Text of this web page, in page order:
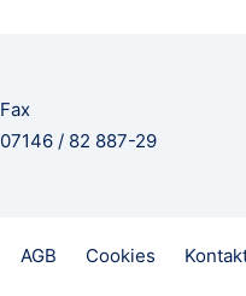
Fax
07146 / 82 887-29
AGB Cookies